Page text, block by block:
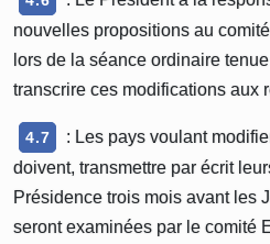
nouvelles propositions au
lors de la séance ordinaire
transcrire ces modifications aux
4.7
: Les pays voulant
doivent, transmettre par écrit
Présidence trois mois avant les
seront examinées par le comité